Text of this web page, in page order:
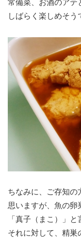
常備菜、お酒のアテ
しばらく楽しめそう
ちなみに、ご存知の
思いますが、魚の卵
「真子（まこ）」と
それに対して、精巣